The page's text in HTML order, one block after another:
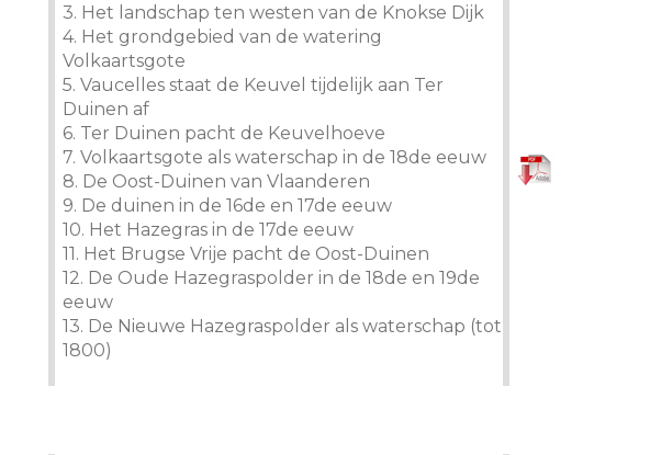
3. Het landschap ten westen van de Knokse Dijk
4. Het grondgebied van de watering
Volkaartsgote
5. Vaucelles staat de Keuvel tijdelijk aan Ter
Duinen af
6. Ter Duinen pacht de Keuvelhoeve
7. Volkaartsgote als waterschap in de 18de eeuw
8. De Oost-Duinen van Vlaanderen
9. De duinen in de 16de en 17de eeuw
10. Het Hazegras in de 17de eeuw
11. Het Brugse Vrije pacht de Oost-Duinen
12. De Oude Hazegraspolder in de 18de en 19de
eeuw
13. De Nieuwe Hazegraspolder als waterschap (tot
1800)